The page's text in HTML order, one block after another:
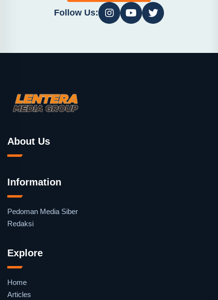
Follow Us:
About Us
Information
Pedoman Media Siber
Redaksi
Explore
Home
Articles